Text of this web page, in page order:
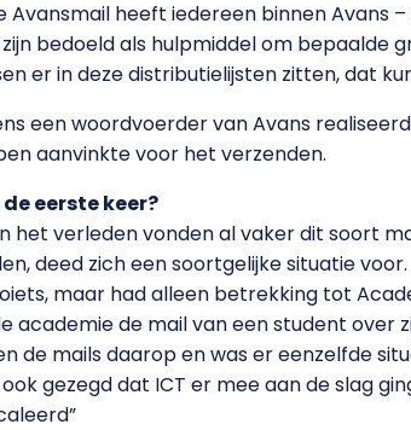
Avansmail heeft iedereen binnen
zijn bedoeld als hulpmiddel om bepaalde
er in deze distributielijsten zitten, dat
een woordvoerder van Avans
aanvinkte voor het verzenden.
eerste keer?
het verleden vonden al vaker dit soort
deed zich een soortgelijke situatie
maar had alleen betrekking tot
academie de mail van een student over
de mails daarop en was er eenzelfde
gezegd dat ICT er mee aan de slag